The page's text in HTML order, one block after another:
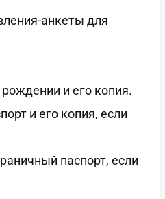
анкеты для
и его копия.
и его копия, если
паспорт, если